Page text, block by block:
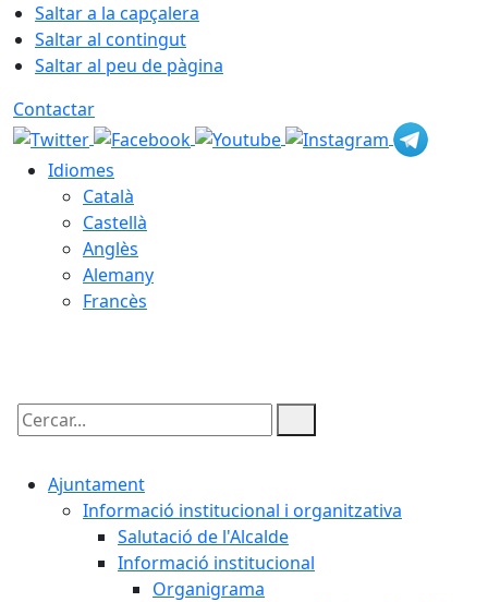
Saltar a la capçalera
Saltar al contingut
Saltar al peu de pàgina
Contactar
Idiomes
Català
Castellà
Anglès
Alemany
Francès
Cercar:
Ajuntament
Informació institucional i organitzativa
Salutació de l'Alcalde
Informació institucional
Organigrama